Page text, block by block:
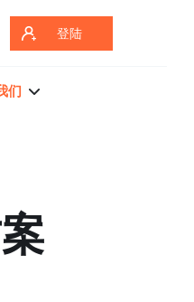
登陆
们